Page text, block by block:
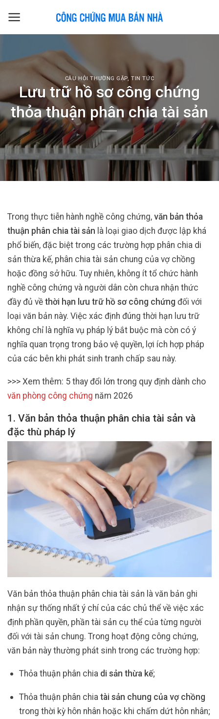
CÂU HỎI THƯỜNG GẶP,TIN TỨC
Lưu trữ hồ sơ công chứng
thỏa thuận phân chia tài sản
Trong thực tiễn hành nghề công chứng, văn bản thỏa
thuận phân chia tài sản là loại giao dịch được lập khá
phổ biến, đặc biệt trong các trường hợp phân chia di
sản thừa kế, phân chia tài sản chung của vợ chồng
hoặc đồng sở hữu. Tuy nhiên, không ít tổ chức hành
nghề công chứng và người dân còn chưa nhận thức
đầy đủ về thời hạn lưu trữ hồ sơ công chứng đối với
loại văn bản này. Việc xác định đúng thời hạn lưu trữ
không chỉ là nghĩa vụ pháp lý bắt buộc mà còn có ý
nghĩa quan trọng trong bảo vệ quyền, lợi ích hợp pháp
của các bên khi phát sinh tranh chấp sau này.
>>> Xem thêm: 5 thay đổi lớn trong quy định dành cho
văn phòng công chứng năm 2026
1. Văn bản thỏa thuận phân chia tài sản và
đặc thù pháp lý
Văn bản thỏa thuận phân chia tài sản là văn bản ghi
nhận sự thống nhất ý chí của các chủ thể về việc xác
định phần quyền, phần tài sản cụ thể của từng người
đối với tài sản chung. Trong hoạt động công chứng,
văn bản này thường phát sinh trong các trường hợp:
Thỏa thuận phân chia di sản thừa kế;
Thỏa thuận phân chia tài sản chung của vợ chồng
trong thời kỳ hôn nhân hoặc khi chấm dứt hôn nhân;